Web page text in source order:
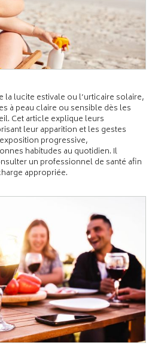
lucite estivale ou l’urticaire solaire,
à peau claire ou sensible dès les
Cet article explique leurs
leur apparition et les gestes
progressive,
habitudes au quotidien. Il
un professionnel de santé afin
appropriée.